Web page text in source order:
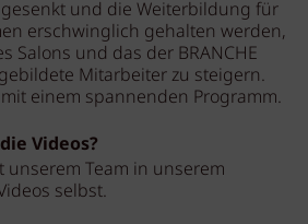
und die Weiterbildung für
erschwinglich gehalten werden,
Salons und das der BRANCHE
Mitarbeiter zu steigern.
einem spannenden Programm.
Videos?
Team in unserem
selbst.